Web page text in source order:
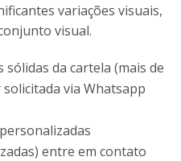
variações visuais,
visual.
sólidas da cartela (mais de
via Whatsapp
entre em contato